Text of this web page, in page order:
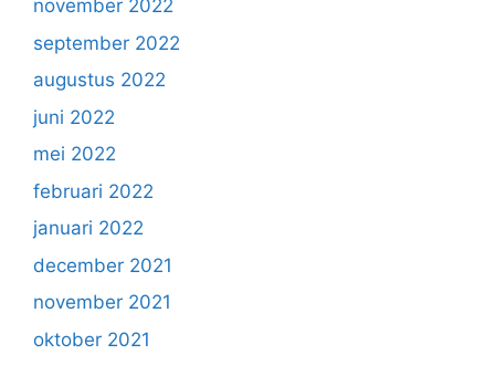
november 2022
september 2022
augustus 2022
juni 2022
mei 2022
februari 2022
januari 2022
december 2021
november 2021
oktober 2021